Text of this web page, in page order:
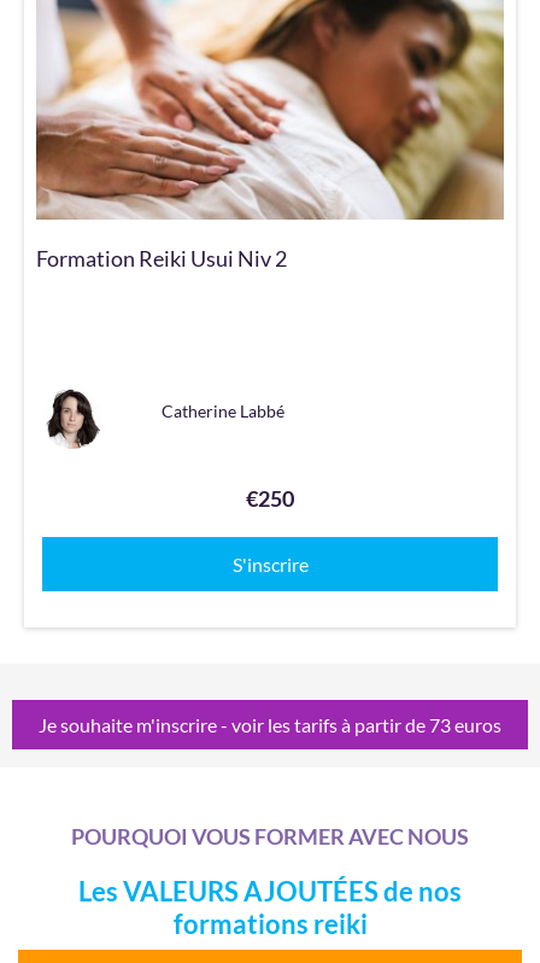
Formation Reiki Usui Niv 2
Catherine Labbé
S'inscrire
€250
Je souhaite m'inscrire - voir les tarifs à partir de 73 euros
POURQUOI VOUS FORMER AVEC NOUS
Les VALEURS AJOUTÉES de nos
formations reiki